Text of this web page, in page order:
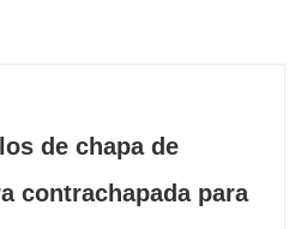
de chapa de
contrachapada para